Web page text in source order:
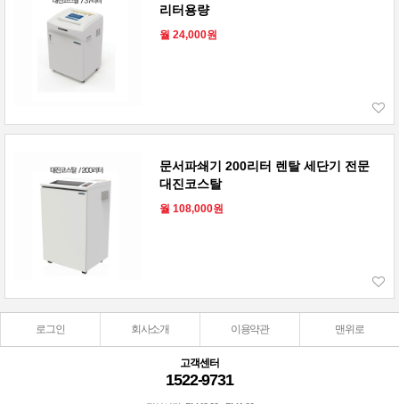
리터용량
월 24,000원
문서파쇄기 200리터 렌탈 세단기 전문
대진코스탈
월 108,000원
로그인 회사소개 이용약관 맨위로
고객센터
1522-9731